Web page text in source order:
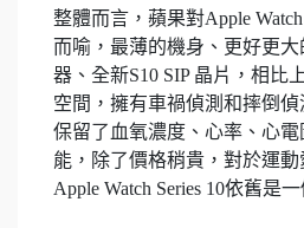
整體而言，蘋果對Apple
而喻，最薄的機身、更好更
器、全新S10 SIP 晶片，相比
空間，擁有車禍偵測和摔倒
保留了血氧濃度、心率、心
能，除了價格稍貴，對於運
Apple Watch Series 10依舊是